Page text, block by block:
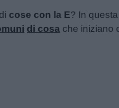
cose con la E? In
di cosa che iniziano